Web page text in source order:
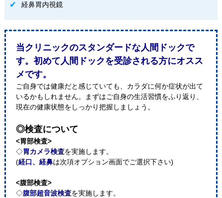
経鼻胃内視鏡
当クリニックのスタンダードな人間ドックで
す。初めて人間ドックを受診される方にオスス
メです。
ご自身では健康だと感じていても、カラダに何か症状が出て
いるかもしれません。まずはご自身の生活習慣をふり返り、
現在の健康状態をしっかり把握しましょう。
◎検査について
<胃部検査>
◇胃カメラ検査を実施します。
(経口、経鼻は次項オプション画面でご選択下さい)
<腹部検査>
◇腹部超音波検査を実施します。